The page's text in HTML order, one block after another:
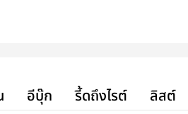
อีบุ๊ก รี้ดถึงไรต์ ลิสต์